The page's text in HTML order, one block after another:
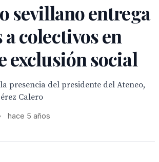
sevillano entrega
colectivos en
exclusión social
presencia del presidente del Ateneo,
Calero
hace 5 años